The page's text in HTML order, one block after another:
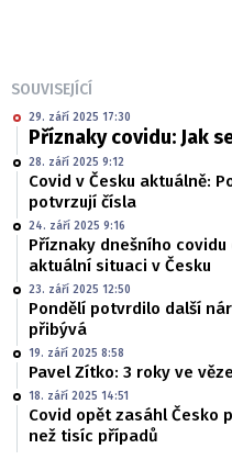
SOUVISEJÍCÍ
29. září 2025 17:30
Příznaky covidu: Jak
28. září 2025 9:12
Covid v Česku aktuálně:
potvrzují čísla
24. září 2025 9:16
Příznaky dnešního
aktuální situaci v Česku
23. září 2025 12:50
Pondělí potvrdilo další
přibývá
19. září 2025 8:58
Pavel Zítko: 3 roky ve
18. září 2025 14:51
Covid opět zasáhl Česko
než tisíc případů